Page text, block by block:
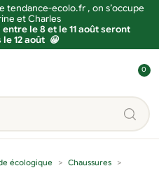
tendance-ecolo.fr , on s’occupe
et Charles
le 8 et le 11 août seront
12 août 😀
o
n
0
écologique
Chaussures